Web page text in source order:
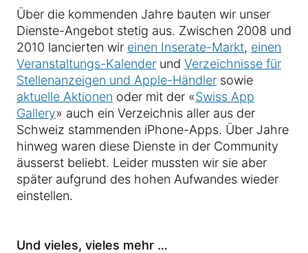
Über die kommenden Jahre bauten wir unser
Dienste-Angebot stetig aus. Zwischen 2008 und
2010 lancierten wir einen Inserate-Markt, einen
Veranstaltungs-Kalender und Verzeichnisse für
Stellenanzeigen und Apple-Händler sowie
aktuelle Aktionen oder mit der «Swiss App
Gallery» auch ein Verzeichnis aller aus der
Schweiz stammenden iPhone-Apps. Über Jahre
hinweg waren diese Dienste in der Community
äusserst beliebt. Leider mussten wir sie aber
später aufgrund des hohen Aufwandes wieder
einstellen.
Und vieles, vieles mehr …